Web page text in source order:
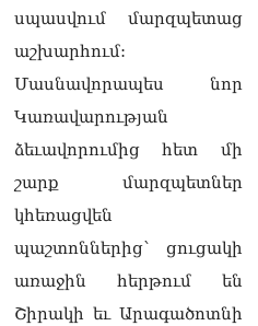
սպասվում մարզպետաց
աշխարհում:
Մասնավորապես նոր
Կառավարության
ձեւավորումից հետ մի
շարք մարզպետներ
կհեռացվեն
պաշտոններից` ցուցակի
առաջին հերթում են
Շիրակի եւ Արագածոտնի